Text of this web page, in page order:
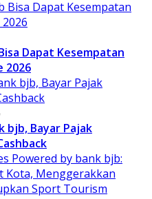
Dapat Kesempatan
2026
bjb, Bayar Pajak